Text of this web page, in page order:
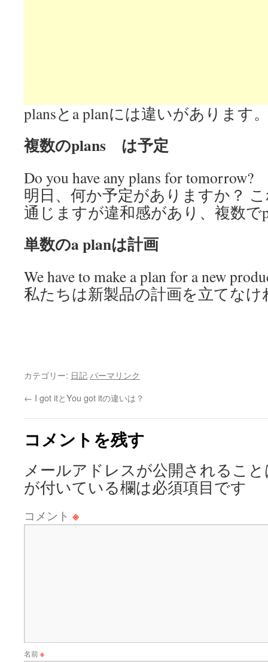
plansとa planには違いがあります
複数のplans は予定
Do you have any plans for tomorrow?
明日、何か予定がありますか？
通じますが違和感があり、複数で
単数のa planは計画
We have to make a plan for a new
私たちは新製品の計画を立てな
カテゴリー: 日記 パーマリンク
← I got itとYou got itの違いは？
コメントを残す
メールアドレスが公開されるこ
が付いている欄は必須項目です
コメント ※
名前※